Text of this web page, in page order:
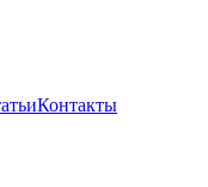
Контакты